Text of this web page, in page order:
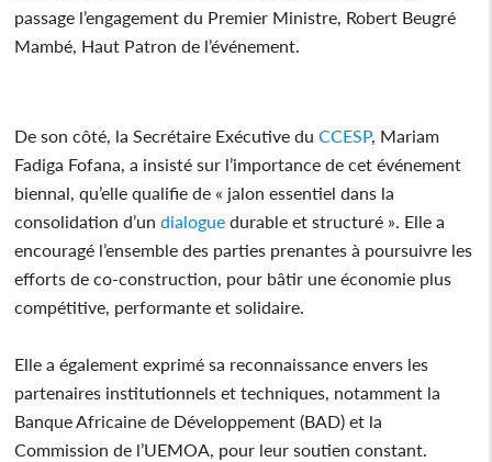
passage l’engagement du Premier Ministre, Robert Beugré
Mambé, Haut Patron de l’événement.
De son côté, la Secrétaire Exécutive du CCESP, Mariam
Fadiga Fofana, a insisté sur l’importance de cet événement
biennal, qu’elle qualifie de « jalon essentiel dans la
consolidation d’un dialogue durable et structuré ». Elle a
encouragé l’ensemble des parties prenantes à poursuivre les
efforts de co-construction, pour bâtir une économie plus
compétitive, performante et solidaire.
Elle a également exprimé sa reconnaissance envers les
partenaires institutionnels et techniques, notamment la
Banque Africaine de Développement (BAD) et la
Commission de l’UEMOA, pour leur soutien constant.